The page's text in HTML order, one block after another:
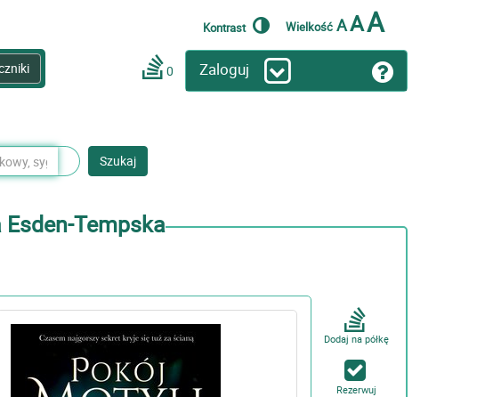
Kontrast Wielkość AAA
0 Zaloguj
Szukaj
Esden-Tempska
Dodaj na półkę
Rezerwuj